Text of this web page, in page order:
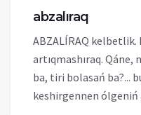
abzalıraq
ABZALÍRAQ kelbetlik.
artıqmashıraq. Qáne,
ba, tiri bolasań ba?...
keshirgennen ólgeniń